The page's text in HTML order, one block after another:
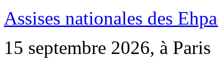
Assises nationales des
15 septembre 2026, à Paris